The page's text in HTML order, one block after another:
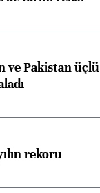
ve Pakistan üçlü
rekoru